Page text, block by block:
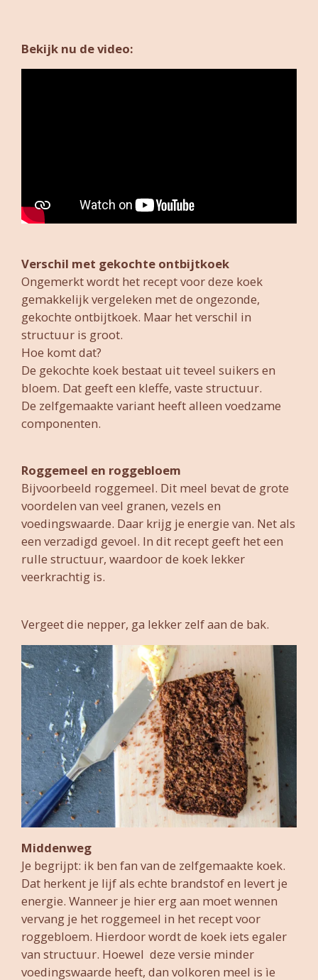
Bekijk nu de video:
Verschil met gekochte ontbijtkoek
Ongemerkt wordt het recept voor deze koek
gemakkelijk vergeleken met de ongezonde,
gekochte ontbijtkoek. Maar het verschil in
structuur is groot.
Hoe komt dat?
De gekochte koek bestaat uit teveel suikers en
bloem. Dat geeft een kleffe, vaste structuur.
De zelfgemaakte variant heeft alleen voedzame
componenten.
Roggemeel en roggebloem
Bijvoorbeeld roggemeel. Dit meel bevat de grote
voordelen van veel granen, vezels en
voedingswaarde. Daar krijg je energie van. Net als
een verzadigd gevoel. In dit recept geeft het een
rulle structuur, waardoor de koek lekker
veerkrachtig is.
Vergeet die nepper, ga lekker zelf aan de bak.
Middenweg
Je begrijpt: ik ben fan van de zelfgemaakte koek.
Dat herkent je lijf als echte brandstof en levert je
energie. Wanneer je hier erg aan moet wennen
vervang je het roggemeel in het recept voor
roggebloem. Hierdoor wordt de koek iets egaler
van structuur. Hoewel deze versie minder
voedingswaarde heeft, dan volkoren meel is ìe